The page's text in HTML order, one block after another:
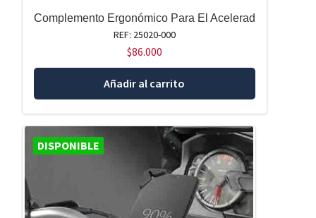
Complemento Ergonómico Para El Acelerad
REF: 25020-000
$86.000
Añadir al carrito
DISPONIBLE